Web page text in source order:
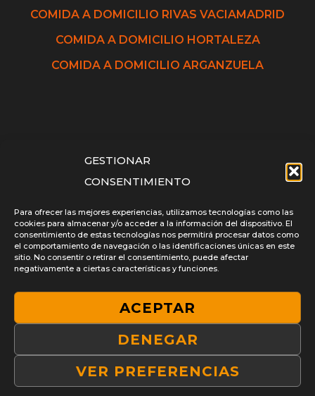
GESTIONAR
CONSENTIMIENTO
Para ofrecer las mejores experiencias, utilizamos tecnologías como las
cookies para almacenar y/o acceder a la información del dispositivo. El
consentimiento de estas tecnologías nos permitirá procesar datos como
el comportamiento de navegación o las identificaciones únicas en este
sitio. No consentir o retirar el consentimiento, puede afectar
negativamente a ciertas características y funciones.
ACEPTAR
DENEGAR
VER PREFERENCIAS
COMIDA A DOMICILIO RIVAS VACIAMADRID
COMIDA A DOMICILIO HORTALEZA
COMIDA A DOMICILIO ARGANZUELA
POLLOS ASADOS AL CARBÓN EN MADRID
AVISO LEGAL
POLÍTICA DE PRIVACIDAD
POLÍTICA DE COOKIES